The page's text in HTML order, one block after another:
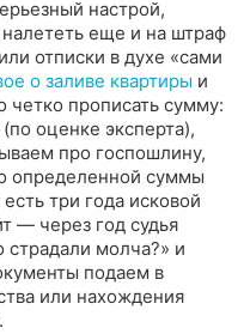
настрой,
еще и на штраф
отписки в духе «сами
о заливе квартиры и
прописать сумму:
оценке эксперта),
про госпошлину,
определенной суммы
три года исковой
— через год судья
страдали молча?» и
подаем в
или нахождения